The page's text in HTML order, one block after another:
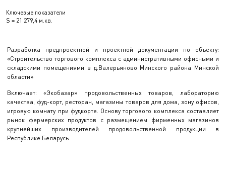
Ключевые показатели
S = 21 279,4 м.кв.
Разработка предпроектной и проектной документации по объекту:
«Строительство торгового комплекса с административными офисными и
складскими помещениями в д.Валерьяново Минского района Минской
области»
Включает: «Экобазар» продовольственных товаров, лабораторию
качества, фуд-корт, ресторан, магазины товаров для дома, зону офисов,
игровую комнату при фудкорте. Основу торгового комплекса составляет
рынок фермерских продуктов с размещением фирменных магазинов
крупнейших производителей продовольственной продукции в
Республике Беларусь.